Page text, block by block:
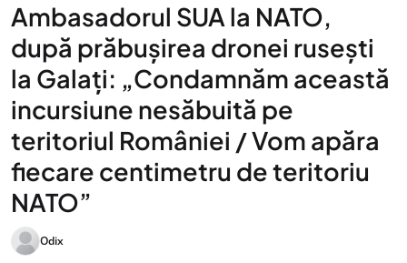
Ambasadorul SUA la NATO,
după prăbușirea dronei rusești
la Galați: „Condamnăm această
incursiune nesăbuită pe
teritoriul României / Vom apăra
fiecare centimetru de teritoriu
NATO”
Odix